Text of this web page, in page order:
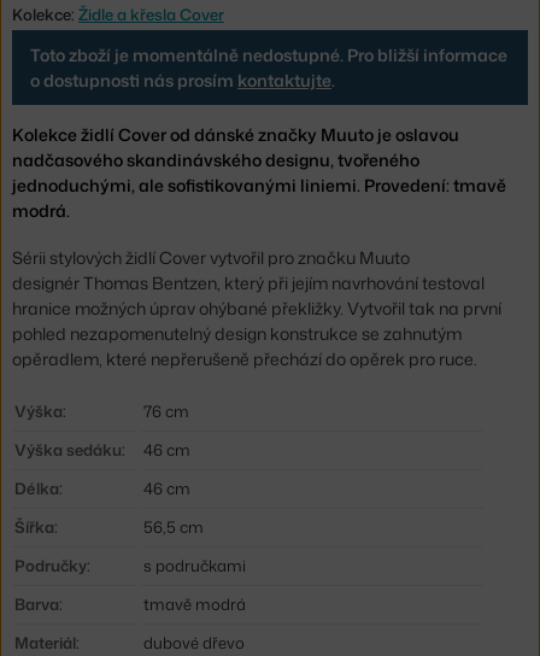
Kolekce: Židle a křesla Cover
Toto zboží je momentálně nedostupné. Pro bližší informace
o dostupnosti nás prosím kontaktujte.
Kolekce židlí Cover od dánské značky Muuto je oslavou
nadčasového skandinávského designu, tvořeného
jednoduchými, ale sofistikovanými liniemi. Provedení: tmavě
modrá.
Sérii stylových židlí Cover vytvořil pro značku Muuto
designér Thomas Bentzen, který při jejím navrhování testoval
hranice možných úprav ohýbané překližky. Vytvořil tak na první
pohled nezapomenutelný design konstrukce se zahnutým
opěradlem, které nepřerušeně přechází do opěrek pro ruce.
Výška:
76 cm
Výška sedáku:
46 cm
Délka:
46 cm
Šířka:
56,5 cm
Područky:
s područkami
Barva:
tmavě modrá
Materiál:
dubové dřevo